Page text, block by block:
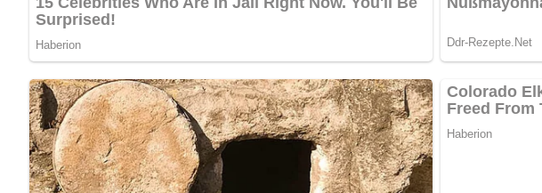
In der Butter anschwitzen. Currypulver und Kartoffelstärke zugeben, mit
durchkochen.
Kennst du schon unser tolles DDR-Quiz?Was weißt du noch alles über die DDR?
Pin mich!